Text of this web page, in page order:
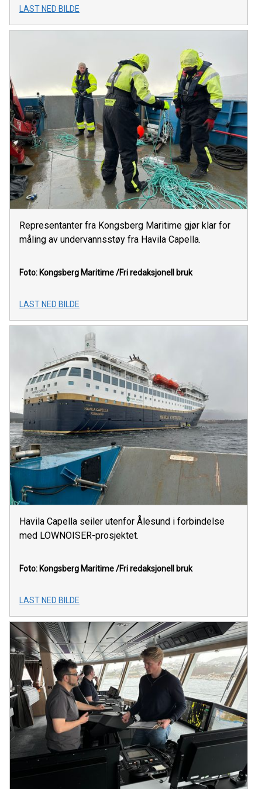
LAST NED BILDE
Representanter fra Kongsberg Maritime gjør klar for
måling av undervannsstøy fra Havila Capella.
Foto: Kongsberg Maritime/Fri redaksjonell bruk
LAST NED BILDE
Havila Capella seiler utenfor Ålesund i forbindelse
med LOWNOISER-prosjektet.
Foto: Kongsberg Maritime/Fri redaksjonell bruk
LAST NED BILDE